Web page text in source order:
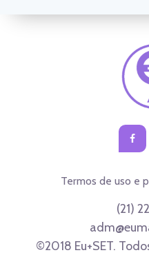
Termos de uso e
(21)
©2018 Eu+SET.